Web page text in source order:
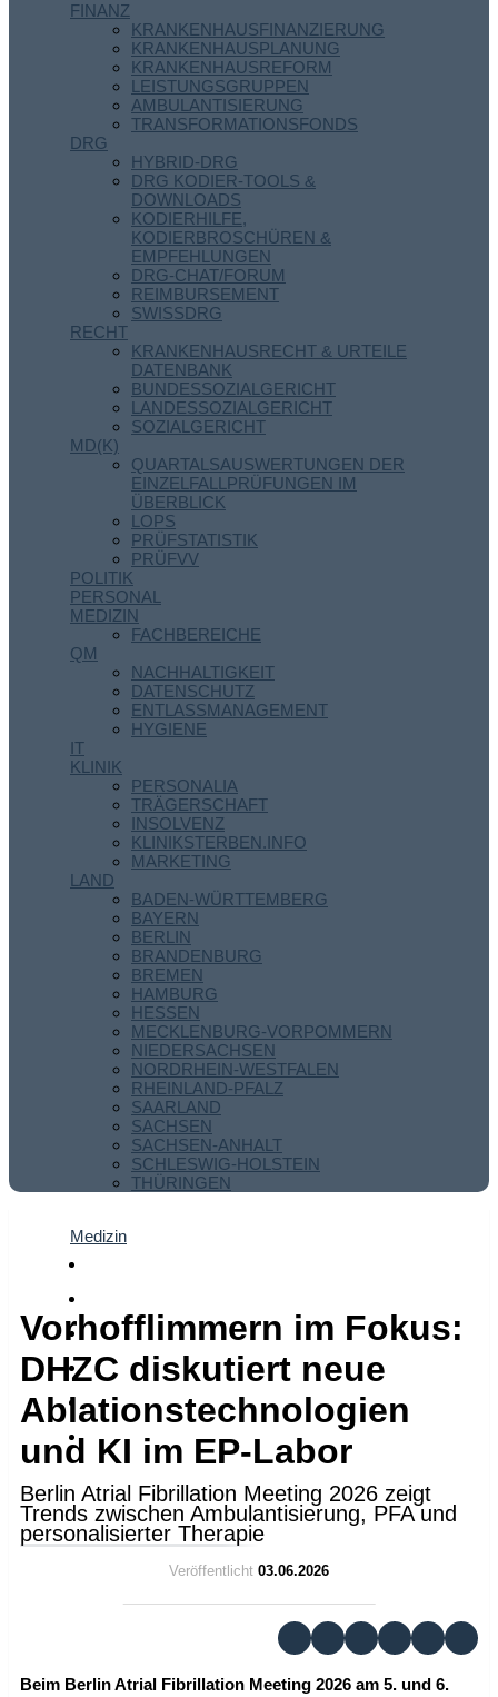
FINANZ
KRANKENHAUSFINANZIERUNG
KRANKENHAUSPLANUNG
KRANKENHAUSREFORM
LEISTUNGSGRUPPEN
AMBULANTISIERUNG
TRANSFORMATIONSFONDS
DRG
HYBRID-DRG
DRG KODIER-TOOLS &
DOWNLOADS
KODIERHILFE,
KODIERBROSCHÜREN &
EMPFEHLUNGEN
DRG-CHAT/FORUM
REIMBURSEMENT
SWISSDRG
RECHT
KRANKENHAUSRECHT & URTEILE
DATENBANK
BUNDESSOZIALGERICHT
LANDESSOZIALGERICHT
SOZIALGERICHT
MD(K)
QUARTALSAUSWERTUNGEN DER
EINZELFALLPRÜFUNGEN IM
ÜBERBLICK
LOPS
PRÜFSTATISTIK
PRÜFVV
POLITIK
PERSONAL
MEDIZIN
FACHBEREICHE
QM
NACHHALTIGKEIT
DATENSCHUTZ
ENTLASSMANAGEMENT
HYGIENE
IT
KLINIK
PERSONALIA
TRÄGERSCHAFT
INSOLVENZ
KLINIKSTERBEN.INFO
MARKETING
LAND
BADEN-WÜRTTEMBERG
BAYERN
BERLIN
BRANDENBURG
BREMEN
HAMBURG
HESSEN
MECKLENBURG-VORPOMMERN
NIEDERSACHSEN
NORDRHEIN-WESTFALEN
RHEINLAND-PFALZ
SAARLAND
SACHSEN
SACHSEN-ANHALT
SCHLESWIG-HOLSTEIN
THÜRINGEN
Medizin
Vorhofflimmern im Fokus:
DHZC diskutiert neue
Ablationstechnologien
und KI im EP-Labor
Berlin Atrial Fibrillation Meeting 2026 zeigt
Trends zwischen Ambulantisierung, PFA und
personalisierter Therapie
Veröffentlicht 03.06.2026
Beim Berlin Atrial Fibrillation Meeting 2026 am 5. und 6.